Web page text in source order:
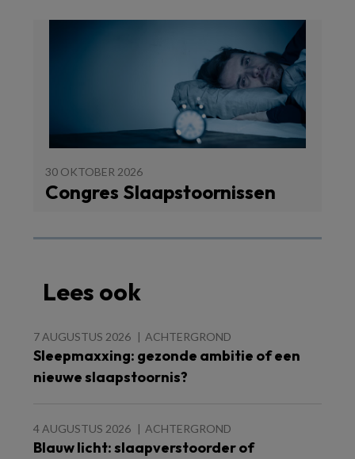
30 OKTOBER 2026
Congres Slaapstoornissen
Lees ook
7 AUGUSTUS 2026 ACHTERGROND
Sleepmaxxing: gezonde ambitie of een
nieuwe slaapstoornis?
4 AUGUSTUS 2026 ACHTERGROND
Blauw licht: slaapverstoorder of